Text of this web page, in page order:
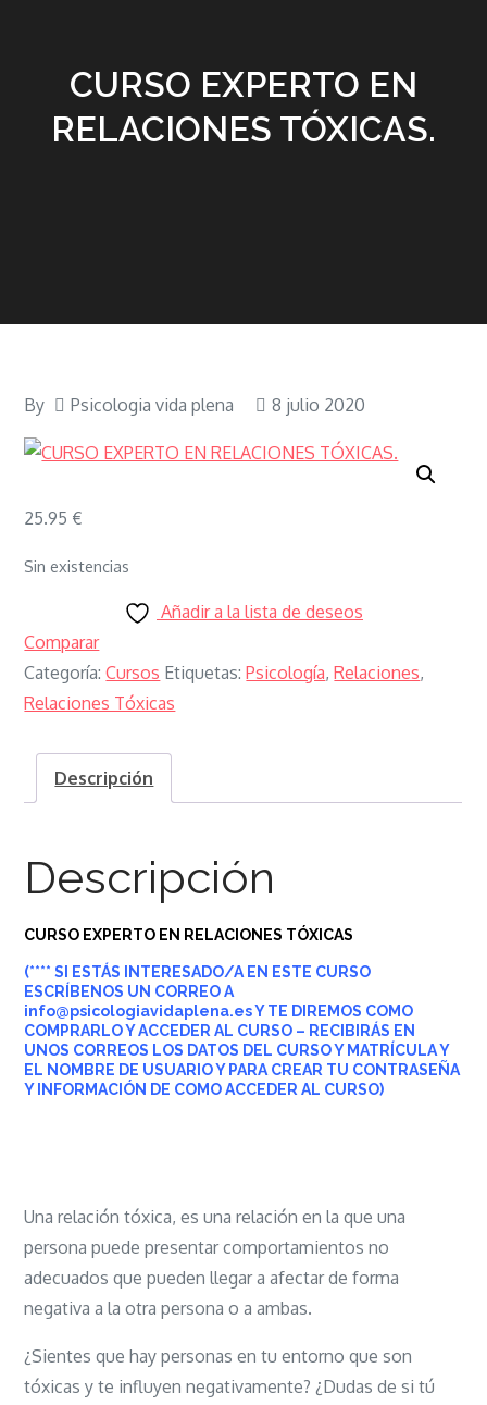
CURSO EXPERTO EN
RELACIONES TÓXICAS.
By Psicologia vida plena 8 julio 2020
25.95 €
Sin existencias
Añadir a la lista de deseos
Comparar
Categoría:Cursos Etiquetas:Psicología,Relaciones,
Relaciones Tóxicas
Descripción
Descripción
CURSO EXPERTO EN RELACIONES TÓXICAS
(**** SI ESTÁS INTERESADO/A EN ESTE CURSO
ESCRÍBENOS UN CORREO A
info@psicologiavidaplena.es Y TE DIREMOS COMO
COMPRARLO Y ACCEDER AL CURSO – RECIBIRÁS EN
UNOS CORREOS LOS DATOS DEL CURSO Y MATRÍCULA Y
EL NOMBRE DE USUARIOY PARA CREAR TU CONTRASEÑA
Y INFORMACIÓN DE COMO ACCEDER AL CURSO)
Una relación tóxica, es una relación en la que una
persona puede presentar comportamientos no
adecuados que pueden llegar a afectar de forma
negativa a la otra persona o a ambas.
¿Sientes que hay personas en tu entorno que son
tóxicas y te influyen negativamente? ¿Dudas de si tú